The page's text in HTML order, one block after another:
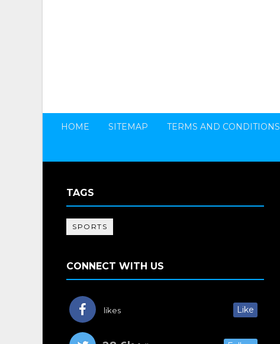
HOME SITEMAP TERMS AND CONDITIONS
TAGS
SPORTS
CONNECT WITH US
likes Like